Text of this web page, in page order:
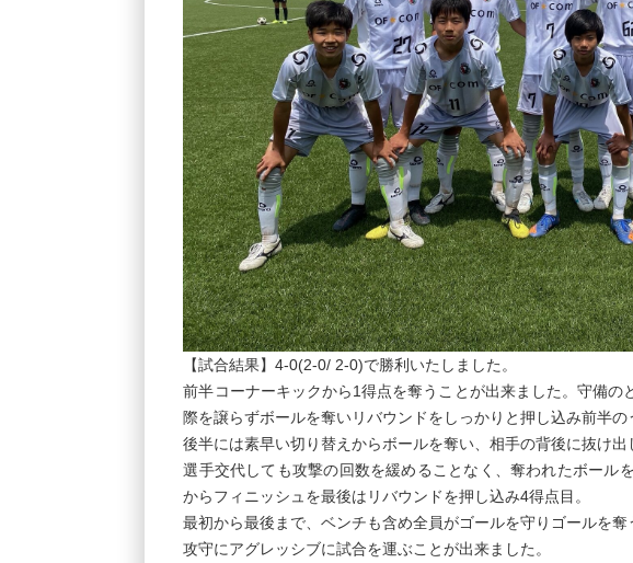
【試合結果】4-0(2-0/ 2-0)で勝利いたしました。
前半コーナーキックから1得点を奪うことが出来ました。守備
際を譲らずボールを奪いリバウンドをしっかりと押し込み前半
後半には素早い切り替えからボールを奪い、相手の背後に抜け出
選手交代しても攻撃の回数を緩めることなく、奪われたボール
からフィニッシュを最後はリバウンドを押し込み4得点目。
最初から最後まで、ベンチも含め全員がゴールを守りゴールを
攻守にアグレッシブに試合を運ぶことが出来ました。